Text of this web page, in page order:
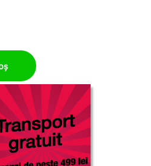
cabluri quantity